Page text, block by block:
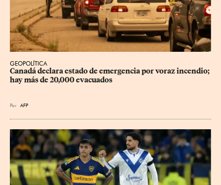
GEOPOLÍTICA
Canadá declara estado de emergencia por voraz incendio;
hay más de 20,000 evacuados
Por AFP